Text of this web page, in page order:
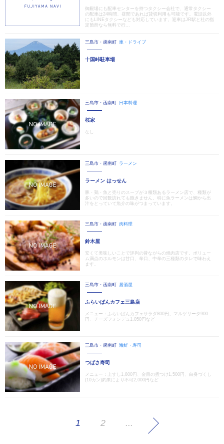
御殿場にも配車センターを持つタクシー会社で、通常タクシー
の配車は24時間、昼間であれば貸切利用も可能です。電話以外
にもLINEタクシーなども対応しています。迎車はJR駅と社の指
定箇所なら無料で行...
三島市・函南町 車・ドライブ
十国峠駐車場
三島市・函南町 日本料理
桜家
なし
三島市・函南町 ラーメン
ラーメン はっせん
豚・鶏・魚と売りのスープが３種類あるラーメン店で、種類が
多いので回数訪れても飽きません。特に魚ラーメンは鯛から出
汁をとっていて魚介の味がつまっています。
三島市・函南町 肉料理
鈴木屋
安くて美味しいことで評判の昔ながらの焼肉店です。ボリュー
ム満点のホルモンは甘口、辛口、中辛の三種類のタレで味わえ
ます。
三島市・函南町 居酒屋
ふらいぱんカフェ三島店
メニュー：ふらいぱんカフェサラダ800円、マルゲリータ900
円、チーズフォンデュ1,050円など
三島市・函南町 海鮮・寿司
つばさ寿司
メニュー：上すし1,800円、金目の煮つけ1,500円、白身づくし
(10カン)釣果により不可2,000円など
1 2 ...